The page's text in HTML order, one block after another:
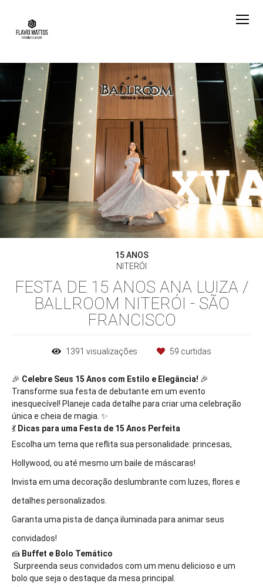
15 ANOS
NITERÓI
FESTA DE 15 ANOS ANA LUIZA /
BALLROOM NITERÓI - SÃO
FRANCISCO
1391 visualizações 59 curtidas
🎉 Celebre Seus 15 Anos com Estilo e Elegância! 🎉
Transforme sua festa de debutante em um evento
inesquecível! Planeje cada detalhe para criar uma celebração
única e cheia de magia. ✨
💃 Dicas para uma Festa de 15 Anos Perfeita
Escolha um tema que reflita sua personalidade: princesas,
Hollywood, ou até mesmo um baile de máscaras!
Invista em uma decoração deslumbrante com luzes, flores e
detalhes personalizados.
Garanta uma pista de dança iluminada para animar seus
convidados!
🍰 Buffet e Bolo Temático
Surpreenda seus convidados com um menu delicioso e um
bolo que seja o destaque da mesa principal.